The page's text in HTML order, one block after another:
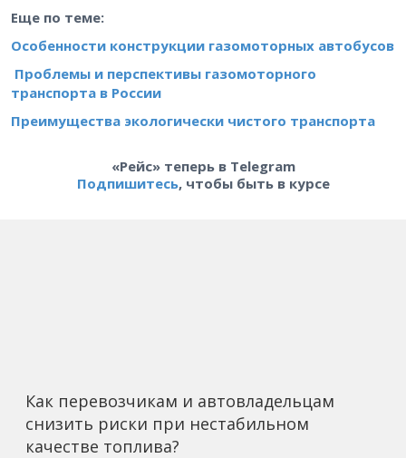
Еще по теме:
Особенности конструкции газомоторных автобусов
Проблемы и перспективы газомоторного
транспорта в России
Преимущества экологически чистого транспорта
«Рейс» теперь в Telegram
Подпишитесь, чтобы быть в курсе
Как перевозчикам и автовладельцам
снизить риски при нестабильном
качестве топлива?